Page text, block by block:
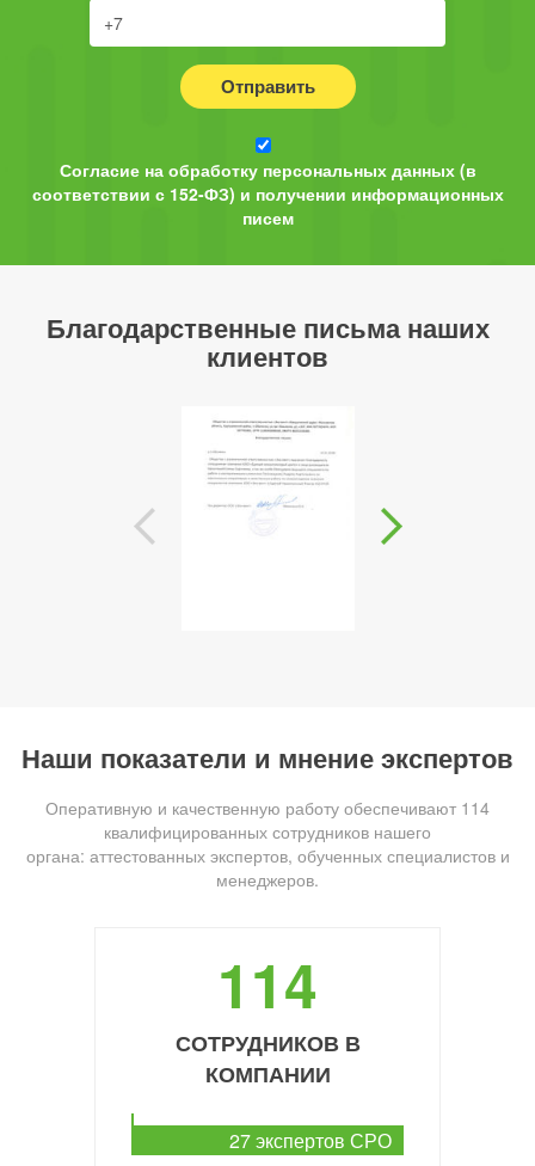
Отправить
Согласие на обработку персональных данных (в
соответствии с 152-ФЗ) и получении информационных
писем
Благодарственные письма наших
клиентов
Наши показатели и мнение экспертов
Оперативную и качественную работу обеспечивают 114
квалифицированных сотрудников нашего
органа: аттестованных экспертов, обученных специалистов и
менеджеров.
114
СОТРУДНИКОВ В
КОМПАНИИ
27 экспертов СРО